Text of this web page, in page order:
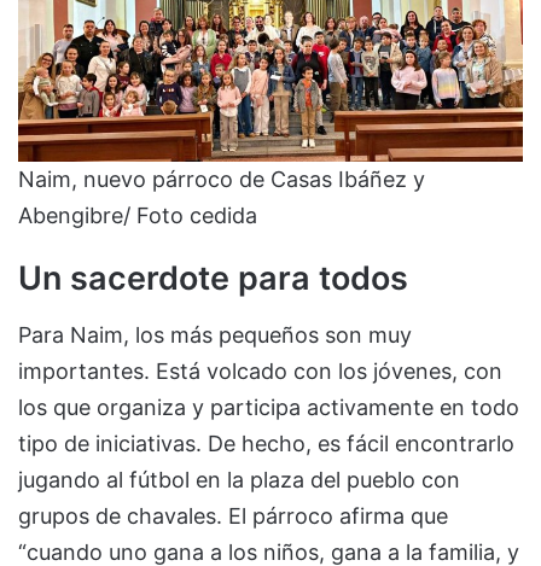
Naim, nuevo párroco de Casas Ibáñez y
Abengibre/ Foto cedida
Un sacerdote para todos
Para Naim, los más pequeños son muy
importantes. Está volcado con los jóvenes, con
los que organiza y participa activamente en todo
tipo de iniciativas. De hecho, es fácil encontrarlo
jugando al fútbol en la plaza del pueblo con
grupos de chavales. El párroco afirma que
“cuando uno gana a los niños, gana a la familia, y